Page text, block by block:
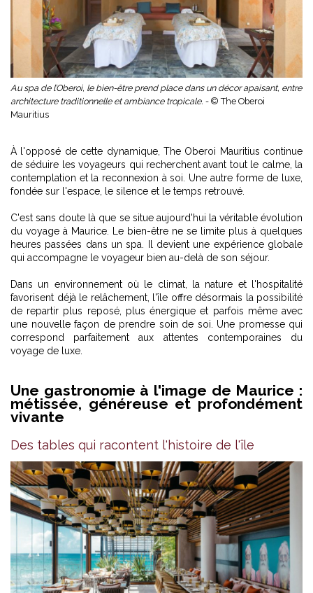
Au spa de l’Oberoi, le bien-être prend place dans un décor apaisant, entre
architecture traditionnelle et ambiance tropicale. - © The Oberoi
Mauritius
À l'opposé de cette dynamique, The Oberoi Mauritius continue
de séduire les voyageurs qui recherchent avant tout le calme, la
contemplation et la reconnexion à soi. Une autre forme de luxe,
fondée sur l'espace, le silence et le temps retrouvé.
C'est sans doute là que se situe aujourd'hui la véritable évolution
du voyage à Maurice. Le bien-être ne se limite plus à quelques
heures passées dans un spa. Il devient une expérience globale
qui accompagne le voyageur bien au-delà de son séjour.
Dans un environnement où le climat, la nature et l'hospitalité
favorisent déjà le relâchement, l'île offre désormais la possibilité
de repartir plus reposé, plus énergique et parfois même avec
une nouvelle façon de prendre soin de soi. Une promesse qui
correspond parfaitement aux attentes contemporaines du
voyage de luxe.
Une gastronomie à l'image de Maurice :
métissée, généreuse et profondément
vivante
Des tables qui racontent l'histoire de l'île